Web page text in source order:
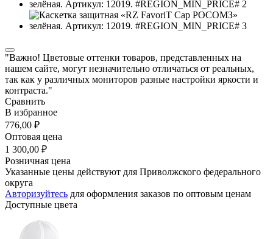
"Важно! Цветовые оттенки товаров, представленных на
нашем сайте, могут незначительно отличаться от реальных,
так как у различных мониторов разные настройки яркости и
контраста."
Сравнить
В избранное
776,00 ₽
Оптовая цена
1 300,00 ₽
Розничная цена
Указанные цены действуют для Приволжского федерального
округа
Авторизуйтесь для оформления заказов по оптовым ценам
Доступные цвета